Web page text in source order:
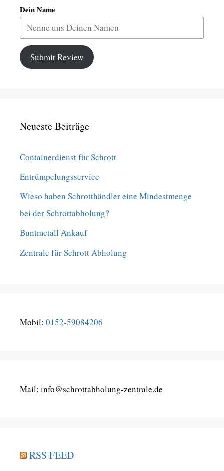
Dein Name
Submit Review
Neueste Beiträge
Containerdienst für Schrott
Entrümpelungsservice
Wieso haben Schrotthändler eine Mindestmenge
bei der Schrottabholung?
Buntmetall Ankauf
Zentrale für Schrott Abholung
Mobil: 0152-59084206
Mail: info@schrottabholung-zentrale.de
RSS FEED